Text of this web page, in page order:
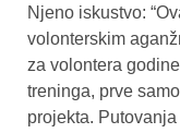
Njeno iskustvo:
volonterskim
za volontera
treninga, prve
projekta.